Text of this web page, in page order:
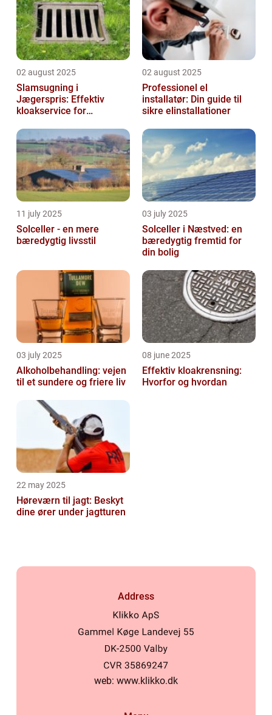
02 august 2025
Slamsugning i
Jægerspris: Effektiv
kloakservice for
vedligeholdelse
02 august 2025
Professionel el
installatør: Din guide til
sikre elinstallationer
11 july 2025
Solceller - en mere
bæredygtig livsstil
03 july 2025
Solceller i Næstved: en
bæredygtig fremtid for
din bolig
03 july 2025
Alkoholbehandling: vejen
til et sundere og friere liv
08 june 2025
Effektiv kloakrensning:
Hvorfor og hvordan
22 may 2025
Høreværn til jagt: Beskyt
dine ører under jagtturen
Address
web: www.klikko.dk